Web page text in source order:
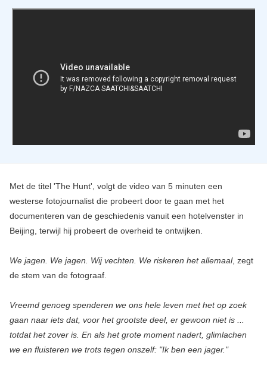
Met de titel 'The Hunt', volgt de video van 5 minuten een
westerse fotojournalist die probeert door te gaan met het
documenteren van de geschiedenis vanuit een hotelvenster in
Beijing, terwijl hij probeert de overheid te ontwijken.
We jagen. We jagen. Wij vechten. We riskeren het allemaal, zegt
de stem van de fotograaf.
Vreemd genoeg spenderen we ons hele leven met het op zoek
gaan naar iets dat, voor het grootste deel, er gewoon niet is ...
totdat het zover is. En als het grote moment nadert, glimlachen
we en fluisteren we trots tegen onszelf: "Ik ben een jager."